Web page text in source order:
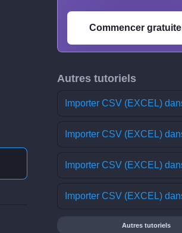
Commencer
Autres tutoriels
Importer CSV (EXCEL)
Importer CSV (EXCEL)
Importer CSV (EXCEL)
Importer CSV (EXCEL)
Autres tutoriels